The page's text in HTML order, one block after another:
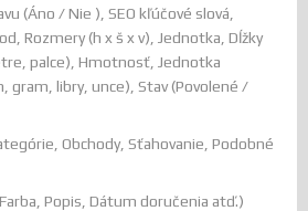
(Áno / Nie ), SEO kľúčové slová,
Rozmery (h x š x v), Jednotka, Dĺžky
palce), Hmotnosť, Jednotka
gram, libry, unce), Stav (Povolené /
Obchody, Sťahovanie, Podobné
Popis, Dátum doručenia atď.)